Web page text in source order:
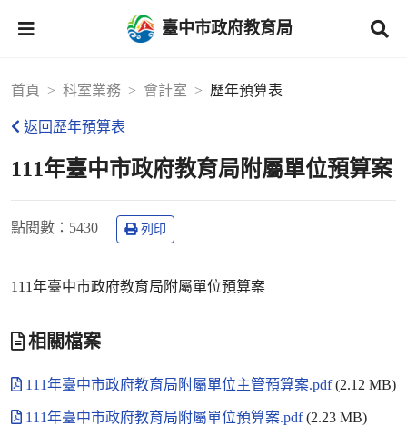
臺中市政府教育局
首頁 科室業務 會計室 歷年預算表
返回歷年預算表
111年臺中市政府教育局附屬單位預算案
點閱數 ：5430 列印
111年臺中市政府教育局附屬單位預算案
相關檔案
111年臺中市政府教育局附屬單位主管預算案.pdf(2.12 MB)
111年臺中市政府教育局附屬單位預算案.pdf(2.23 MB)